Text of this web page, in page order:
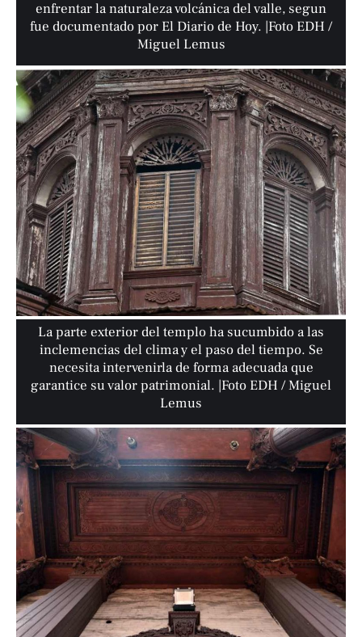
enfrentar la naturaleza volcánica del valle, segun
fue documentado por El Diario de Hoy. |Foto EDH /
Miguel Lemus
La parte exterior del templo ha sucumbido a las
inclemencias del clima y el paso del tiempo. Se
necesita intervenirla de forma adecuada que
garantice su valor patrimonial. |Foto EDH / Miguel
Lemus